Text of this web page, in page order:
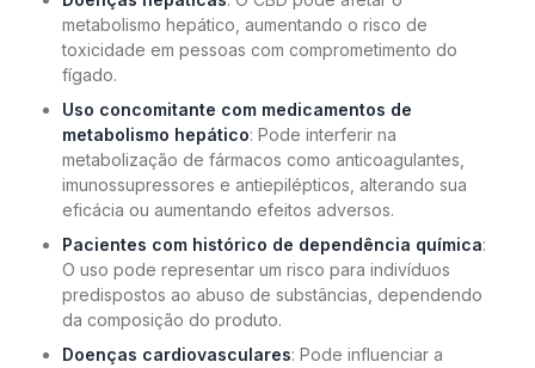
metabolismo hepático, aumentando o risco de
toxicidade em pessoas com comprometimento do
fígado.
Uso concomitante com medicamentos de
metabolismo hepático: Pode interferir na
metabolização de fármacos como anticoagulantes,
imunossupressores e antiepilépticos, alterando sua
eficácia ou aumentando efeitos adversos.
Pacientes com histórico de dependência química:
O uso pode representar um risco para indivíduos
predispostos ao abuso de substâncias, dependendo
da composição do produto.
Doenças cardiovasculares: Pode influenciar a